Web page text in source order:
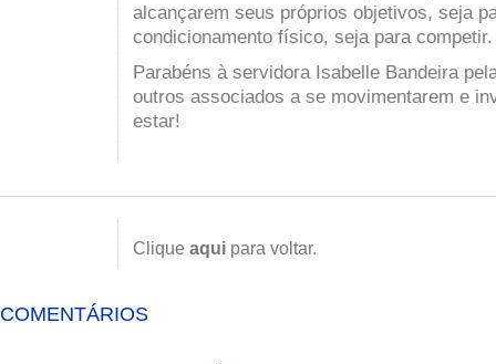
alcançarem seus próprios objetivos, seja
condicionamento físico, seja para competir.
Parabéns à servidora Isabelle Bandeira
outros associados a se movimentarem e
estar!
Clique aqui para voltar.
COMENTÁRIOS